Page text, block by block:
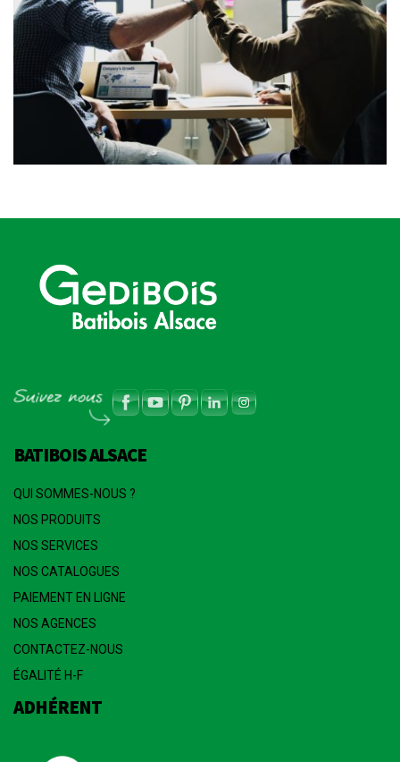
BATIBOIS ALSACE
QUI SOMMES-NOUS ?
NOS PRODUITS
NOS SERVICES
NOS CATALOGUES
PAIEMENT EN LIGNE
NOS AGENCES
CONTACTEZ-NOUS
ÉGALITÉ H-F
ADHÉRENT